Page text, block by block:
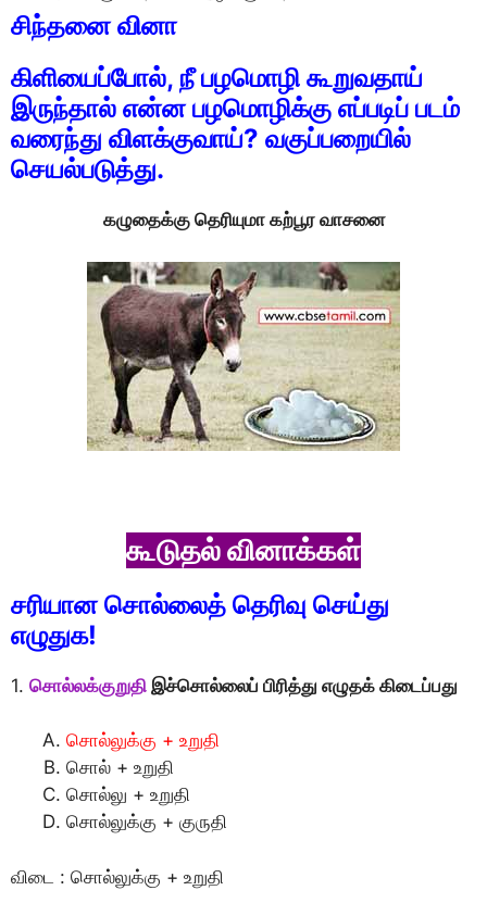
சிந்தனை வினா
கிளியைப்போல், நீ பழமொழி கூறுவதாய்
இருந்தால் என்ன பழமொழிக்கு எப்படிப் படம்
வரைந்து விளக்குவாய்? வகுப்பறையில்
செயல்படுத்து.
கழுதைக்கு தெரியுமா கற்பூர வாசனை
கூடுதல் வினாக்கள்
சரியான சொல்லைத் தெரிவு செய்து
எழுதுக!
1. சொல்லக்குறுதி இச்சொல்லைப் பிரித்து எழுதக் கிடைப்பது
சொல்லுக்கு + உறுதி
சொல் + உறுதி
சொல்லு + உறுதி
சொல்லுக்கு + குருதி
விடை : சொல்லுக்கு + உறுதி